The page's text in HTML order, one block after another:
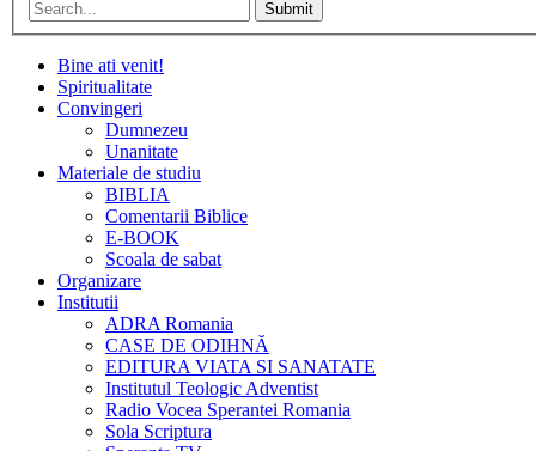
Submit
Bine ati venit!
Spiritualitate
Convingeri
Dumnezeu
Unanitate
Materiale de studiu
BIBLIA
Comentarii Biblice
E-BOOK
Scoala de sabat
Organizare
Institutii
ADRA Romania
CASE DE ODIHNĂ
EDITURA VIATA SI SANATATE
Institutul Teologic Adventist
Radio Vocea Sperantei Romania
Sola Scriptura